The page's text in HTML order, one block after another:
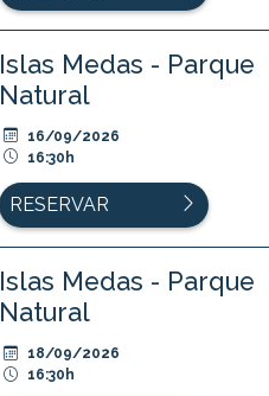
Islas Medas - Parque
Natural
16/09/2026
16:30h
RESERVAR
Islas Medas - Parque
Natural
18/09/2026
16:30h